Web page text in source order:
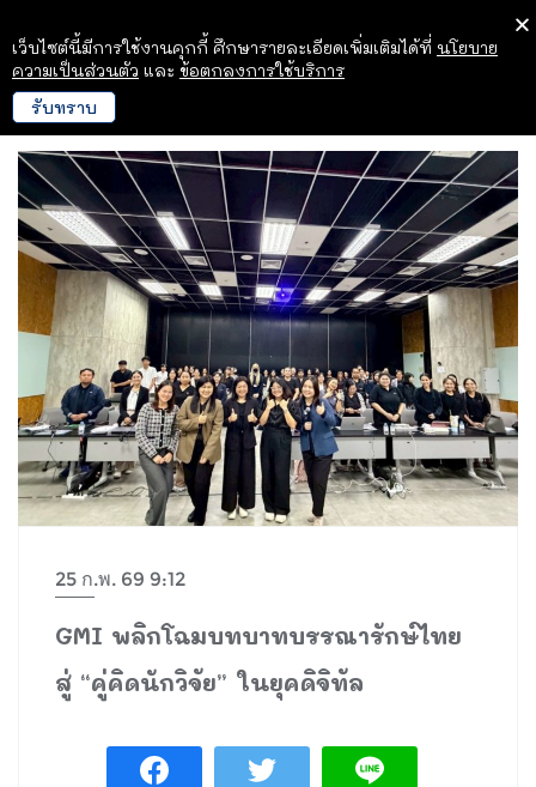
25 ก.พ. 69 9:12
GMI พลิกโฉมบทบาทบรรณารักษ์ไทย
สู่ “คู่คิดนักวิจัย” ในยุคดิจิทัล
เว็บไซต์นี้มีการใช้งานคุกกี้ ศึกษารายละเอียดเพิ่มเติมได้ที่ นโยบาย
ความเป็นส่วนตัว และ ข้อตกลงการใช้บริการ
รับทราบ